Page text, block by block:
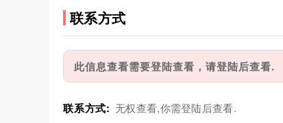
联系方式
此信息查看需要登陆查看，请登陆后查看.
联系方式: 无权查看,你需登陆后查看.